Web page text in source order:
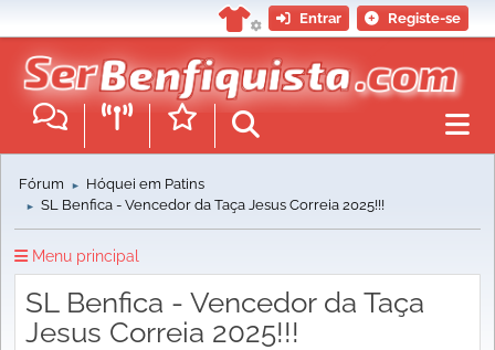
Entrar Registe-se
Fórum ► Hóquei em Patins
► SL Benfica - Vencedor da Taça Jesus Correia 2025!!!
Menu principal
SL Benfica - Vencedor da Taça
Jesus Correia 2025!!!